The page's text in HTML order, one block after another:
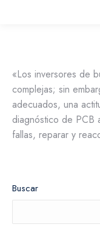
«Los inversores de
complejas; sin
adecuados, una
diagnóstico de PCB
fallas, reparar y
Buscar